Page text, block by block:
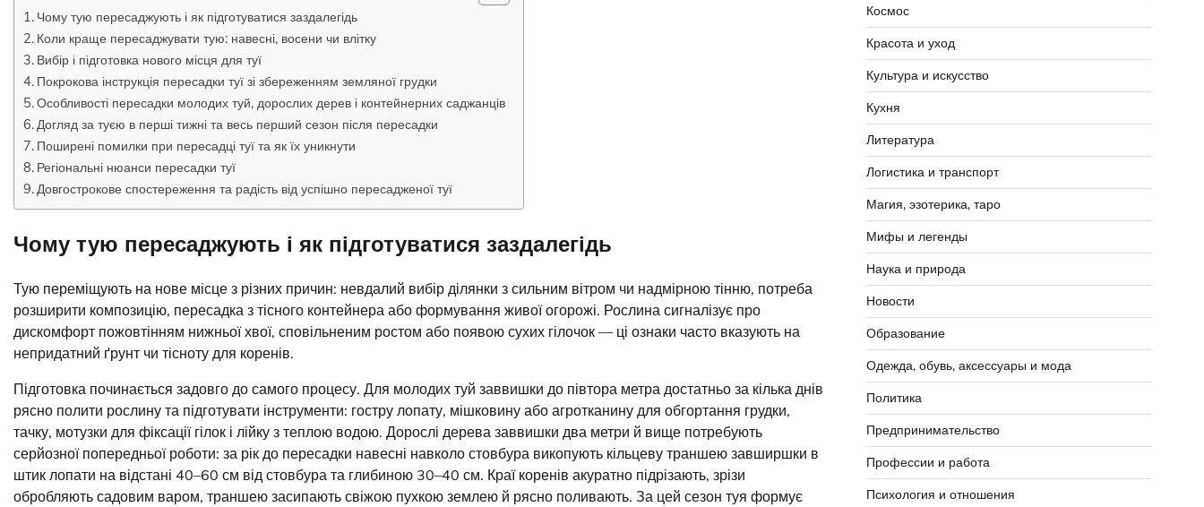
Чому тую пересаджують і як підготуватися заздалегідь
Коли краще пересаджувати тую: навесні, восени чи влітку
Вибір і підготовка нового місця для туї
Покрокова інструкція пересадки туї зі збереженням земляної грудки
Особливості пересадки молодих туй, дорослих дерев і контейнерних саджанців
Догляд за туєю в перші тижні та весь перший сезон після пересадки
Поширені помилки при пересадці туї та як їх уникнути
Регіональні нюанси пересадки туї
Довгострокове спостереження та радість від успішно пересадженої туї
Чому тую пересаджують і як підготуватися заздалегідь
Тую переміщують на нове місце з різних причин: невдалий вибір ділянки з сильним вітром чи надмірною тінню, потреба
розширити композицію, пересадка з тісного контейнера або формування живої огорожі. Рослина сигналізує про
дискомфорт пожовтінням нижньої хвої, сповільненим ростом або появою сухих гілочок — ці ознаки часто вказують на
непридатний ґрунт чи тісноту для коренів.
Підготовка починається задовго до самого процесу. Для молодих туй заввишки до півтора метра достатньо за кілька днів
рясно полити рослину та підготувати інструменти: гостру лопату, мішковину або агротканину для обгортання грудки,
тачку, мотузки для фіксації гілок і лійку з теплою водою. Дорослі дерева заввишки два метри й вище потребують
серйозної попередньої роботи: за рік до пересадки навесні навколо стовбура викопують кільцеву траншею завширшки в
штик лопати на відстані 40–60 см від стовбура та глибиною 30–40 см. Краї коренів акуратно підрізають, зрізи
обробляють садовим варом, траншею засипають свіжою пухкою землею й рясно поливають. За цей сезон туя формує
Космос
Красота и уход
Культура и искусство
Кухня
Литература
Логистика и транспорт
Магия, эзотерика, таро
Мифы и легенды
Наука и природа
Новости
Образование
Одежда, обувь, аксессуары и мода
Политика
Предпринимательство
Профессии и работа
Психология и отношения